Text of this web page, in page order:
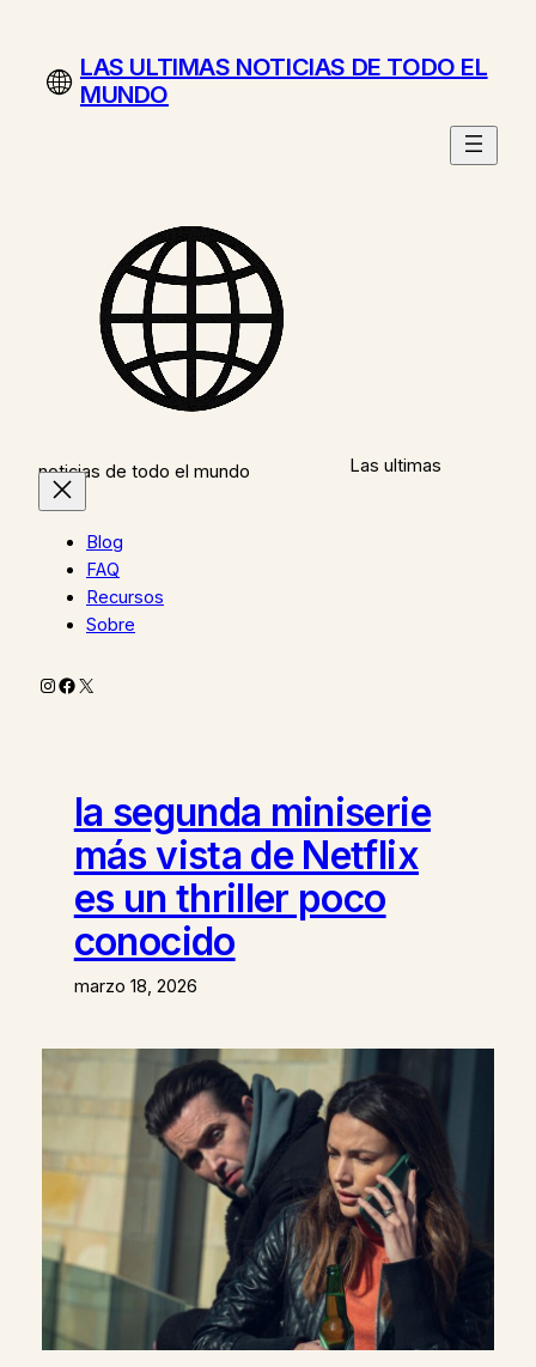
contenidoLAS ULTIMAS NOTICIAS DE TODO EL
MUNDO
Las ultimas
noticias de todo el mundo
Blog
FAQ
Recursos
Sobre
Instagram
Facebook
X
la segunda miniserie
más vista de Netflix
es un thriller poco
conocido
marzo 18, 2026